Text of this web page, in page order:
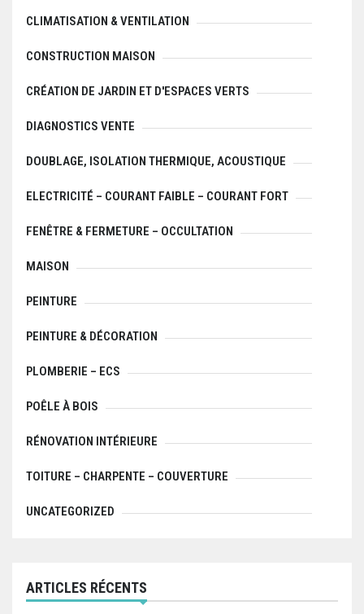
CLIMATISATION & VENTILATION
CONSTRUCTION MAISON
CRÉATION DE JARDIN ET D'ESPACES VERTS
DIAGNOSTICS VENTE
DOUBLAGE, ISOLATION THERMIQUE, ACOUSTIQUE
ELECTRICITÉ – COURANT FAIBLE – COURANT FORT
FENÊTRE & FERMETURE – OCCULTATION
MAISON
PEINTURE
PEINTURE & DÉCORATION
PLOMBERIE – ECS
POÊLE À BOIS
RÉNOVATION INTÉRIEURE
TOITURE – CHARPENTE – COUVERTURE
UNCATEGORIZED
ARTICLES RÉCENTS